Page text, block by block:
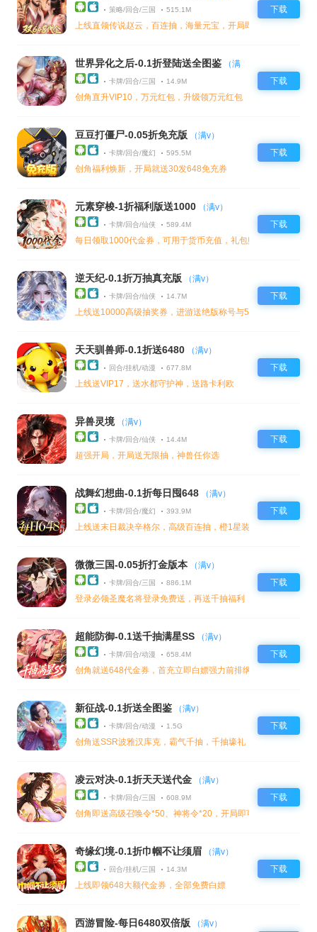
策略/回合/三国 515.1M
上线直领传说赵云，百连抽，海量元宝，开局即巅峰，爽感拉满
下载
世界异化之后-0.1折登陆送全图鉴
（满
v）
卡牌/回合/三国 14.9M
创角直升VIP10，万元红包，升级领万元红包
下载
豆豆打僵尸-0.05折免充版 （满v）
卡牌/回合/魔幻 595.5M
创角福利焕新，开局就送30发648免充券
下载
元素穿梭-1折福利版送1000 （满v）
卡牌/回合/仙侠 589.4M
每日领取1000代金券，可用于货币充值，礼包购买
下载
逆天纪-0.1折万抽真充版 （满v）
卡牌/回合/仙侠 14.7M
上线送10000高级抽奖券，进游送绝版称号与5星装备
下载
天天驯兽师-0.1折送6480 （满v）
回合/挂机/动漫 677.8M
上线送VIP17，送水都守护神，送路卡利欧
下载
异兽灵境 （满v）
卡牌/回合/仙侠 14.4M
超强开局，开局送无限抽，神兽任你选
下载
战舞幻想曲-0.1折每日囤648 （满v）
卡牌/回合/魔幻 393.9M
上线送末日裁决辛格尔，高级百连抽，橙1星装备和大量钻石，
下载
微微三国-0.05折打金版本 （满v）
卡牌/回合/三国 886.1M
登录必领圣魔名将登录免费送，再送千抽福利
下载
超能防御-0.1送千抽满星SS （满v）
卡牌/回合/动漫 658.4M
创角就送648代金券，首充立即白嫖强力前排纲手，极品火属性
下载
新征战-0.1折送全图鉴 （满v）
卡牌/回合/动漫 1.5G
创角送SSR波雅汉库克，霸气千抽，千抽壕礼，无忧爽抽卡
下载
凌云对决-0.1折天天送代金 （满v）
卡牌/回合/三国 608.9M
创角即送高级召唤令*50、神将令*20，开局即可爽抽
下载
奇缘幻境-0.1折巾帼不让须眉 （满v）
回合/挂机/三国 14.3M
上线即领648大额代金券，全部免费白嫖
下载
西游冒险-每日6480双倍版 （满v）